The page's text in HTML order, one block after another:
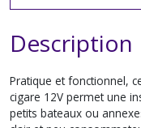
Description
Pratique et fonctionnel,
cigare 12V permet une
petits bateaux ou